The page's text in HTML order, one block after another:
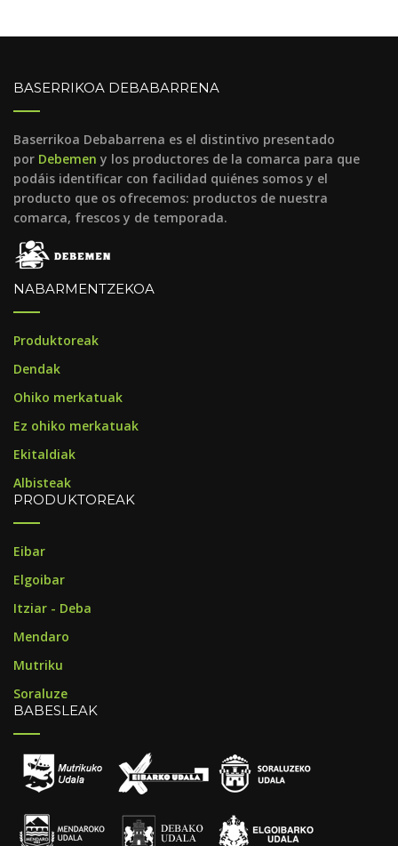
BASERRIKOA DEBABARRENA
Baserrikoa Debabarrena es el distintivo presentado
por Debemen y los productores de la comarca para que
podáis identificar con facilidad quiénes somos y el
producto que os ofrecemos: productos de nuestra
comarca, frescos y de temporada.
NABARMENTZEKOA
Produktoreak
Dendak
Ohiko merkatuak
Ez ohiko merkatuak
Ekitaldiak
Albisteak
PRODUKTOREAK
Eibar
Elgoibar
Itziar - Deba
Mendaro
Mutriku
Soraluze
BABESLEAK